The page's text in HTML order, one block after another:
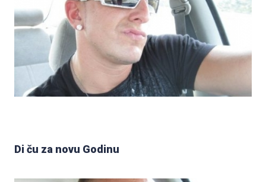
Di ču za novu Godinu